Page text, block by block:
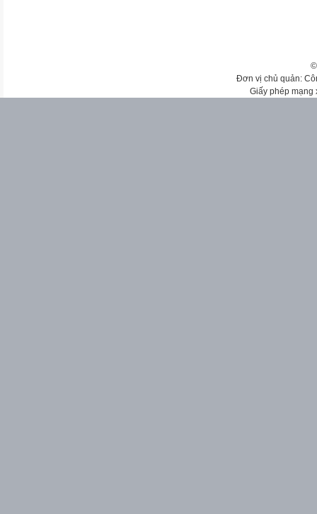
Đơn vị chủ quản:
Giấy phép mạng